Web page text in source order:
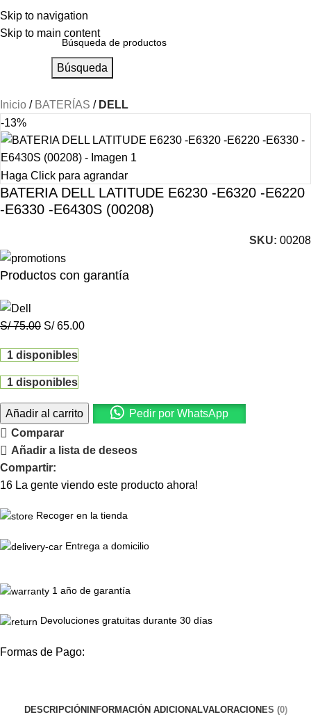
Skip to navigation
Skip to main content
Búsqueda
Inicio BATERÍAS
DELL
-13%
Haga Click para agrandar
BATERIA DELL LATITUDE E6230 -E6320 -E6220
-E6330 -E6430S (00208)
SKU: 00208
Productos con garantía
S/75.00 S/65.00
1 disponibles
1 disponibles
Añadir al carrito
Pedir por WhatsApp
Comparar
Añadir a lista de deseos
Compartir:
16 La gente viendo este producto ahora!
Recoger en la tienda
Entrega a domicilio
1 año de garantía
Devoluciones gratuitas durante 30 días
Formas de Pago:
DESCRIPCIÓNINFORMACIÓN ADICIONALVALORACIONES (0)